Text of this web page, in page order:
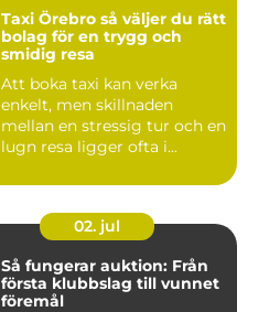
Taxi Örebro så väljer du rätt
bolag för en trygg och
smidig resa
Att boka taxi kan verka
enkelt, men skillnaden
mellan en stressig tur och en
lugn resa ligger ofta i...
02. jul
Så fungerar auktion: Från
första klubbslag till vunnet
föremål